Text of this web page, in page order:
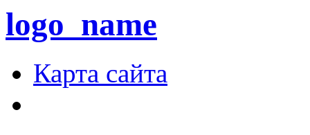
logo_name
Карта сайта